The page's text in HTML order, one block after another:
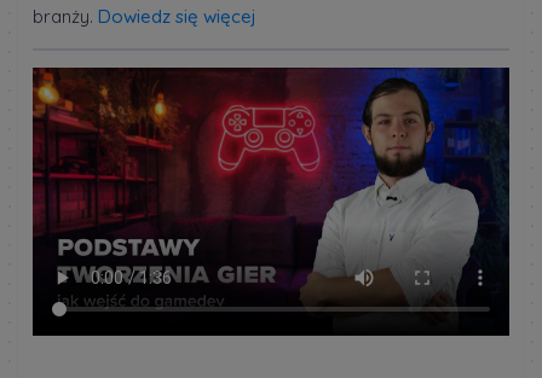
branży. Dowiedz się więcej